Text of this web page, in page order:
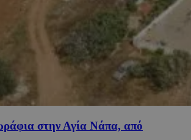
στην Αγία Νάπα, από